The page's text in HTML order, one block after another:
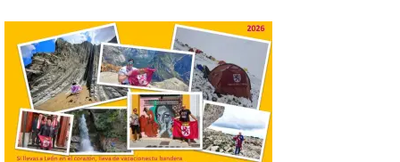
Laciana comienza su
programación para
disfrutar el eclipse total
del 12 de agosto
7 Ago 2026